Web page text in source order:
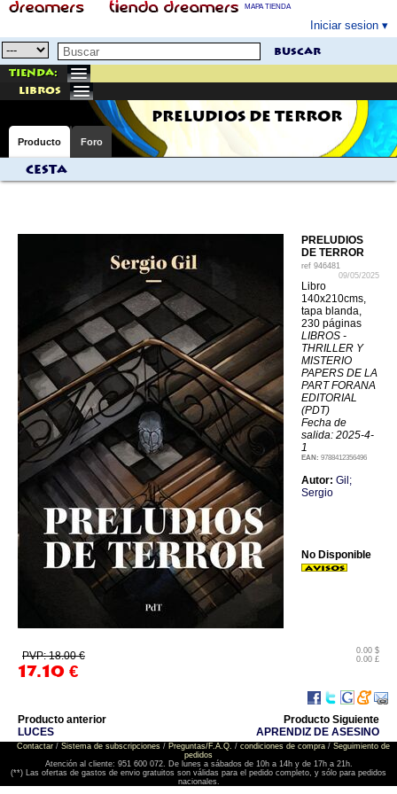
MAPA TIENDA
Iniciar sesion
buscar
Tienda:
libros
PRELUDIOS DE TERROR
Producto Foro
Cesta
PRELUDIOS
DE TERROR
ref 946481
09/05/2025
Libro
140x210cms,
tapa blanda,
230 páginas
LIBROS -
THRILLER Y
MISTERIO
PAPERS DE LA
PART FORANA
EDITORIAL
(PDT)
Fecha de
salida: 2025-4-
1
EAN: 9788412356496
Autor: Gil;
Sergio
PVP: 18.00 €
17.10 €
0.00 $
0.00 £
No Disponible
Producto anterior
LUCES
Producto Siguiente
APRENDIZ DE ASESINO
Contactar/ Sistema de subscripciones/ Preguntas/F.A.Q. / condiciones de compra/ Seguimiento de
pedidos
Atención al cliente: 951 600 072. De lunes a sábados de 10h a 14h y de 17h a 21h.
(**) Las ofertas de gastos de envio gratuitos son válidas para el pedido completo, y sólo para pedidos
nacionales.